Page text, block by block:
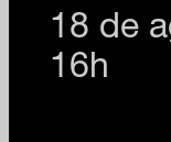
18 de
16h